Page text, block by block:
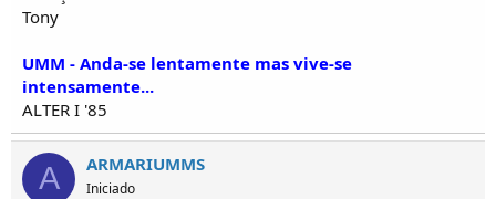
Tony
UMM - Anda-se lentamente mas vive-se
intensamente...
ALTER I '85
A ARMARIUMMS
Iniciado